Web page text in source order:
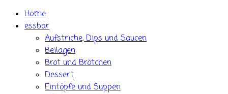
Skip Home
essbar
Aufstriche, Dips und Saucen
Beilagen
Brot und Brötchen
Dessert
Eintöpfe und Suppen